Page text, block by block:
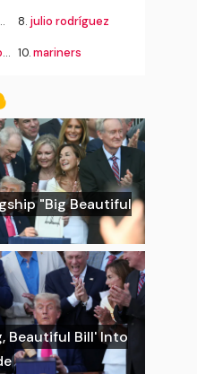
8. julio rodríguez
10.mariners
"Big Beautiful
Beautiful Bill' Into